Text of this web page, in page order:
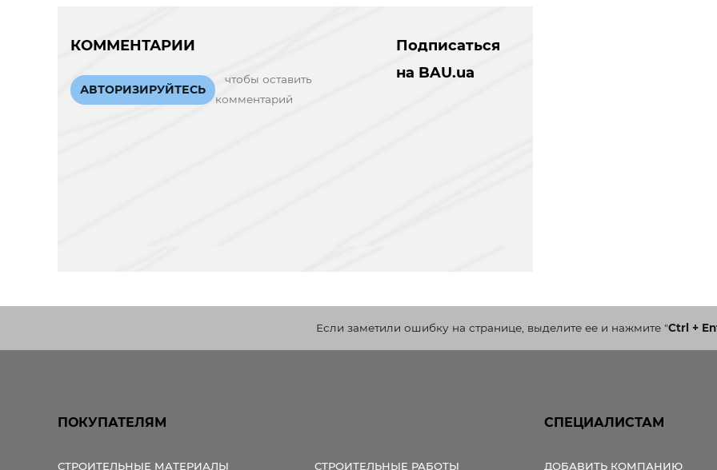
КОММЕНТАРИИ
АВТОРИЗИРУЙТЕСЬ
чтобы оставить
комментарий
Подписаться
на BAU.ua
Если заметили ошибку на странице, выделите ее и нажмите"Ctrl +
ПОКУПАТЕЛЯМ
СТРОИТЕЛЬНЫЕ МАТЕРИАЛЫ СТРОИТЕЛЬНЫЕ РАБОТЫ
СПЕЦИАЛИСТАМ
ДОБАВИТЬ КОМПАНИЮ